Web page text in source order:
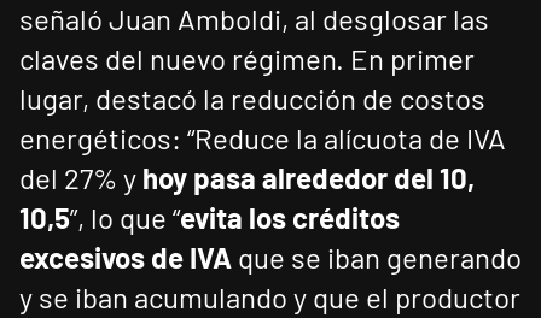
señaló Juan Amboldi, al desglosar las
claves del nuevo régimen. En primer
lugar, destacó la reducción de costos
energéticos: “Reduce la alícuota de IVA
del 27% y hoy pasa alrededor del 10,
10,5”, lo que “evita los créditos
excesivos de IVA que se iban generando
y se iban acumulando y que el productor